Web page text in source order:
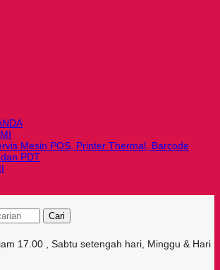
Mesin POS, Printer Thermal, Barcode
PDT
Cari
17.00 , Sabtu setengah hari, Minggu & Hari